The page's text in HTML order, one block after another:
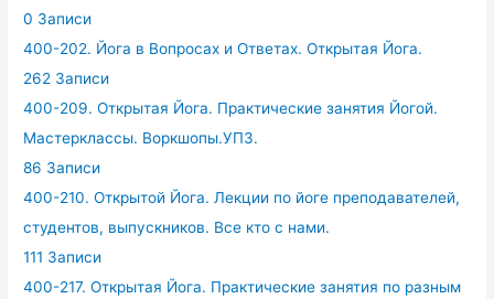
0 Записи
400-202. Йога в Вопросах и Ответах. Открытая Йога.
262 Записи
400-209. Открытая Йога. Практические занятия Йогой.
Мастерклассы. Воркшопы.УПЗ.
86 Записи
400-210. Открытой Йога. Лекции по йоге преподавателей,
студентов, выпускников. Все кто с нами.
111 Записи
400-217. Открытая Йога. Практические занятия по разным